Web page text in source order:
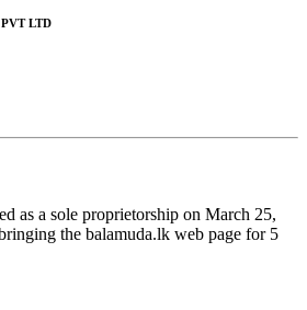
LTD
as a sole proprietorship on March 25,
the balamuda.lk web page for 5